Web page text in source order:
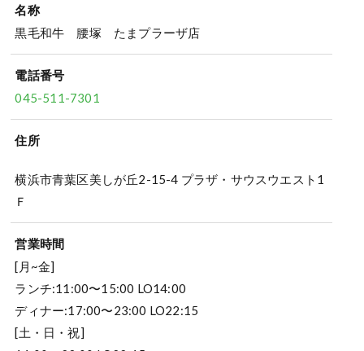
名称
黒毛和牛 腰塚 たまプラーザ店
電話番号
045-511-7301
住所
横浜市青葉区美しが丘2-15-4 プラザ・サウスウエスト1
Ｆ
営業時間
[月~金]
ランチ:11:00〜15:00 LO14:00
ディナー:17:00〜23:00 LO22:15
[土・日・祝]